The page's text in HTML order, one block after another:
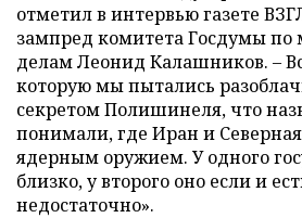
отметил в интервью газете
зампред комитета Госдумы
делам Леонид Калашников. –
которую мы пытались
секретом Полишинеля, что
понимали, где Иран и
ядерным оружием. У одного
близко, у второго оно если и
недостаточно».